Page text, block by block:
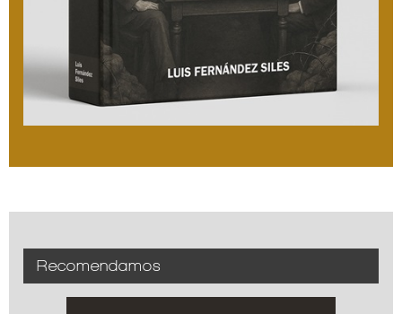
Recomendamos